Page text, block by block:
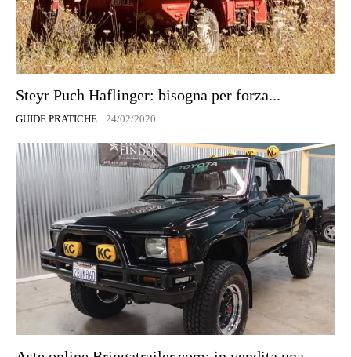
Steyr Puch Haflinger: bisogna per forza...
GUIDE PRATICHE 24/02/2020